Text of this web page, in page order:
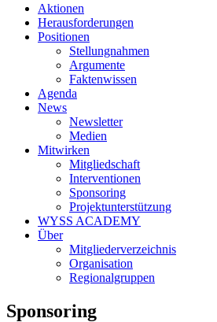
Aktionen
Herausforderungen
Positionen
Stellungnahmen
Argumente
Faktenwissen
Agenda
News
Newsletter
Medien
Mitwirken
Mitgliedschaft
Interventionen
Sponsoring
Projektunterstützung
WYSS ACADEMY
Über
Mitgliederverzeichnis
Organisation
Regionalgruppen
Sponsoring